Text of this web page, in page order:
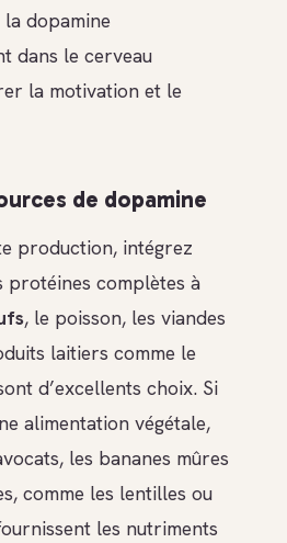
la dopamine
dans le cerveau
la motivation et le
de dopamine
production, intégrez
protéines complètes à
, le poisson, les viandes
laitiers comme le
d’excellents choix. Si
alimentation végétale,
les bananes mûres
comme les lentilles ou
les nutriments